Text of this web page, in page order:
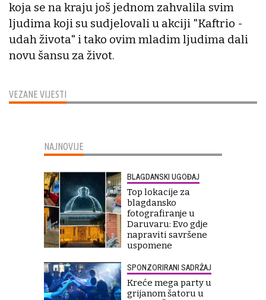
VEZANE VIJESTI
koja se na kraju još jednom zahvalila svim
ljudima koji su sudjelovali u akciji "Kaftrio -
udah života" i tako ovim mladim ljudima dali
novu šansu za život.
NAJNOVIJE
BLAGDANSKI UGOĐAJ
Top lokacije za
blagdansko
fotografiranje u
Daruvaru: Evo gdje
napraviti savršene
uspomene
SPONZORIRANI SADRŽAJ
Kreće mega party u
grijanom šatoru u